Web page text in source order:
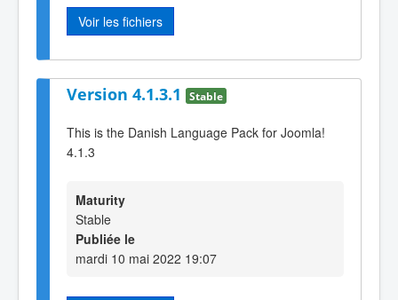
Voir les fichiers
Version 4.1.3.1 Stable
This is the Danish Language Pack for Joomla!
4.1.3
Maturity
Stable
Publiée le
mardi 10 mai 2022 19:07